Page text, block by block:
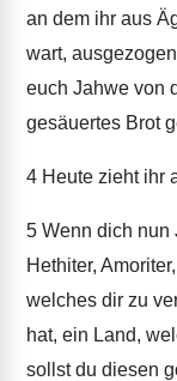
an dem ihr aus
wart,
euch Jahwe von
gesäuertes Brot
4 Heute zieht ihr
5 Wenn dich nun
Hethiter,
welches dir zu
hat, ein Land,
sollst du diesen